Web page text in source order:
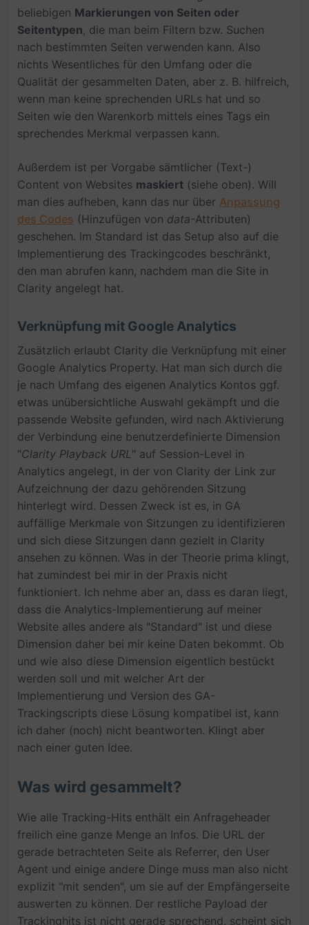
beliebigen Markierungen von Seiten oder
Seitentypen, die man beim Filtern bzw. Suchen
nach bestimmten Seiten verwenden kann. Also
nichts Wesentliches für den Umfang oder die
Qualität der gesammelten Daten, aber z. B. hilfreich,
wenn man keine sprechenden URLs hat und so
Seiten wie den Warenkorb mittels eines Tags ein
sprechendes Merkmal verpassen kann.
Außerdem ist per Vorgabe sämtlicher (Text-)
Content von Websites maskiert (siehe oben). Will
man dies aufheben, kann das nur über Anpassung
des Codes (Hinzufügen von data-Attributen)
geschehen. Im Standard ist das Setup also auf die
Implementierung des Trackingcodes beschränkt,
den man abrufen kann, nachdem man die Site in
Clarity angelegt hat.
Verknüpfung mit Google Analytics
Zusätzlich erlaubt Clarity die Verknüpfung mit einer
Google Analytics Property. Hat man sich durch die
je nach Umfang des eigenen Analytics Kontos ggf.
etwas unübersichtliche Auswahl gekämpft und die
passende Website gefunden, wird nach Aktivierung
der Verbindung eine benutzerdefinierte Dimension
"Clarity Playback URL" auf Session-Level in
Analytics angelegt, in der von Clarity der Link zur
Aufzeichnung der dazu gehörenden Sitzung
hinterlegt wird. Dessen Zweck ist es, in GA
auffällige Merkmale von Sitzungen zu identifizieren
und sich diese Sitzungen dann gezielt in Clarity
ansehen zu können. Was in der Theorie prima klingt,
hat zumindest bei mir in der Praxis nicht
funktioniert. Ich nehme aber an, dass es daran liegt,
dass die Analytics-Implementierung auf meiner
Website alles andere als "Standard" ist und diese
Dimension daher bei mir keine Daten bekommt. Ob
und wie also diese Dimension eigentlich bestückt
werden soll und mit welcher Art der
Implementierung und Version des GA-
Trackingscripts diese Lösung kompatibel ist, kann
ich daher (noch) nicht beantworten. Klingt aber
nach einer guten Idee.
Was wird gesammelt?
Wie alle Tracking-Hits enthält ein Anfrageheader
freilich eine ganze Menge an Infos. Die URL der
gerade betrachteten Seite als Referrer, den User
Agent und einige andere Dinge muss man also nicht
explizit "mit senden", um sie auf der Empfängerseite
auswerten zu können. Der restliche Payload der
Trackinghits ist nicht gerade sprechend, scheint sich